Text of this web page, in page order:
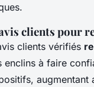
clients pour
clients vérifiés
à faire
augmentant